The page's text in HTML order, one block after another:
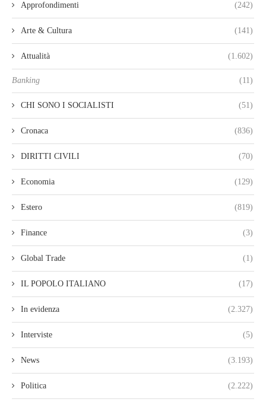
Approfondimenti (242)
Arte & Cultura (141)
Attualità (1.602)
Banking (11)
CHI SONO I SOCIALISTI (51)
Cronaca (836)
DIRITTI CIVILI (70)
Economia (129)
Estero (819)
Finance (3)
Global Trade (1)
IL POPOLO ITALIANO (17)
In evidenza (2.327)
Interviste (5)
News (3.193)
Politica (2.222)